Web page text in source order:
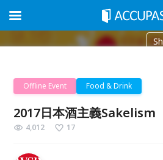
Offline Event Food & Drink
2017日本酒主義Sakelism
4,012 17